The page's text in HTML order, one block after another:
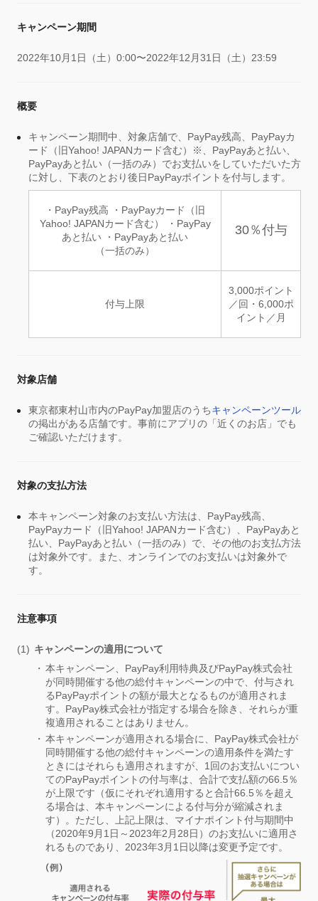
キャンペーン期間
2022年10月1日（土）0:00〜2022年12月31日（土）23:59
概要
キャンペーン期間中、対象店舗で、PayPay残高、PayPayカ
ード（旧Yahoo! JAPANカード含む）※、PayPayあと払い、
PayPayあと払い（一括のみ）でお支払いをしていただいた方
に対し、下表のとおり後日PayPayポイントを付与します。
・PayPay残高 ・PayPayカード（旧
Yahoo! JAPANカード含む） ・PayPay
あと払い ・PayPayあと払い
（一括のみ）
30％付与
付与上限
3,000ポイント
／回・6,000ポ
イント／月
対象店舗
東京都東村山市内のPayPay加盟店のうちキャンペーンツール
の掲出がある店舗です。事前にアプリの「近くのお店」でも
ご確認いただけます。
対象の支払方法
本キャンペーン対象のお支払い方法は、PayPay残高、
PayPayカード（旧Yahoo! JAPANカード含む）、PayPayあと
払い、PayPayあと払い（一括のみ）で、その他のお支払方法
は対象外です。また、オンラインでのお支払いは対象外で
す。
注意事項
キャンペーンの適用について
本キャンペーン、PayPay利用特典及びPayPay株式会社
が同時開催する他の総付キャンペーンの中で、付与され
るPayPayポイントの額が最大となるものが適用されま
す。PayPay株式会社が指定する場合を除き、それらが重
複適用されることはありません。
本キャンペーンが適用される場合に、PayPay株式会社が
同時開催する他の総付キャンペーンの適用条件を満たす
ときにはそれらも適用されますが、1回のお支払いについ
てのPayPayポイントの付与率は、合計で支払額の66.5％
が上限です（仮にそれぞれ適用すると合計66.5％を超え
る場合は、本キャンペーンによる付与分が縮減されま
す）。ただし、上記上限は、マイナポイント付与期間中
（2020年9月1日～2023年2月28日）のお支払いに適用さ
れるものであり、2023年3月1日以降は変更予定です。